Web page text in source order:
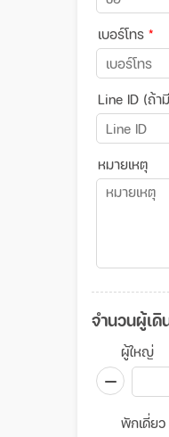
เบอร์โทร *
Line ID (ถ้า
หมายเหตุ
จำนวนผู้เดิ
ผู้ใหญ่
พักเดี่ยว